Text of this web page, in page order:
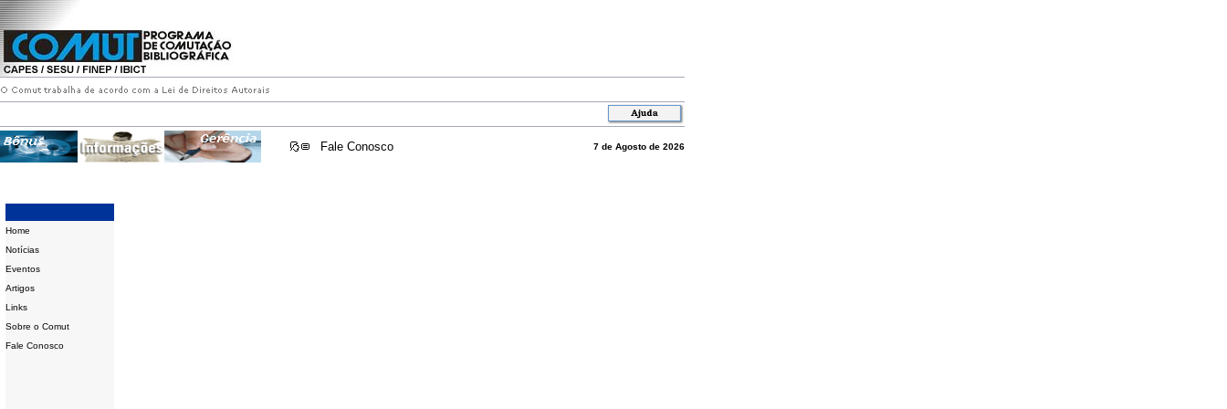
Fale Conosco 7 de Agosto de 2026
Home
Notícias
Eventos
Artigos
Links
Sobre o Comut
Fale Conosco